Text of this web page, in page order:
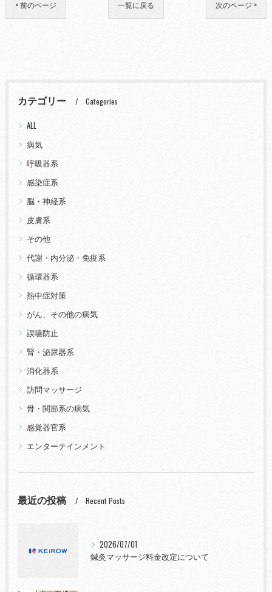
< 前のページ 一覧に戻る 次のページ >
カテゴリー Categories
ALL
病気
呼吸器系
感染症系
脳・神経系
皮膚系
その他
代謝・内分泌・免疫系
循環器系
熱中症対策
がん、その他の病気
誤嚥防止
腎・泌尿器系
消化器系
訪問マッサージ
骨・関節系の病気
感覚器官系
エンターテインメント
最近の投稿 Recent Posts
2026/07/01
鍼灸マッサージ料金改定について